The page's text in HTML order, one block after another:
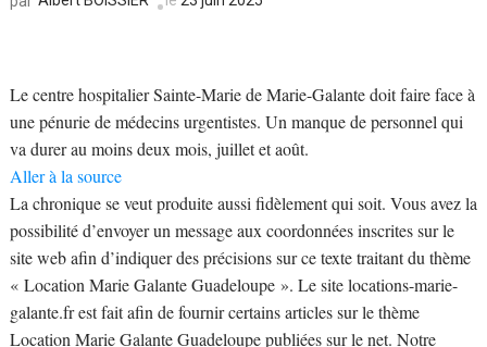
Le centre hospitalier Sainte-Marie de Marie-Galante doit faire face à
une pénurie de médecins urgentistes. Un manque de personnel qui
va durer au moins deux mois, juillet et août.
Aller à la source
La chronique se veut produite aussi fidèlement qui soit. Vous avez la
possibilité d’envoyer un message aux coordonnées inscrites sur le
site web afin d’indiquer des précisions sur ce texte traitant du thème
« Location Marie Galante Guadeloupe ». Le site locations-marie-
galante.fr est fait afin de fournir certains articles sur le thème
Location Marie Galante Guadeloupe publiées sur le net. Notre